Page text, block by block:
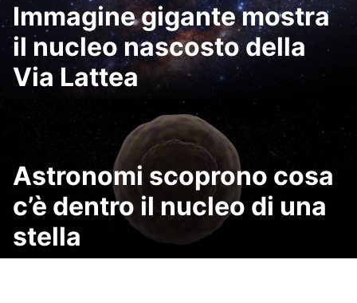
Immagine gigante mostra
il nucleo nascosto della
Via Lattea
Astronomi scoprono cosa
c’è dentro il nucleo di una
stella